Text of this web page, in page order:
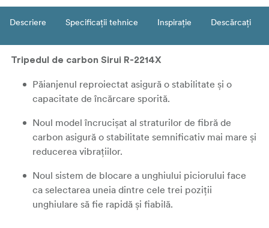
Descriere Specificații tehnice Inspirație Descărcați
Tripedul de carbon Sirui R-2214X
Păianjenul reproiectat asigură o stabilitate și o
capacitate de încărcare sporită.
Noul model încrucișat al straturilor de fibră de
carbon asigură o stabilitate semnificativ mai mare și
reducerea vibrațiilor.
Noul sistem de blocare a unghiului piciorului face
ca selectarea uneia dintre cele trei poziții
unghiulare să fie rapidă și fiabilă.